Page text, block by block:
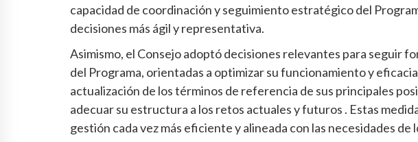
capacidad de coordinación y seguimiento estratégico del
decisiones más ágil y representativa.
Asimismo, el Consejo adoptó decisiones relevantes para seguir
del Programa, orientadas a optimizar su funcionamiento y
actualización de los términos de referencia de sus principales
adecuar su estructura a los retos actuales y futuros . Estas
gestión cada vez más eficiente y alineada con las necesidades de